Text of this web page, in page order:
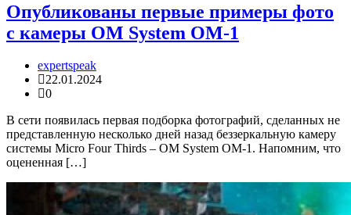
Опубликованы первые примеры фото
с камеры OM System OM-1
expertspeak
22.01.2024
0
В сети появилась первая подборка фотографий, сделанных не
представленную несколько дней назад беззеркальную камеру
системы Micro Four Thirds – OM System OM-1. Напомним, что
оцененная […]